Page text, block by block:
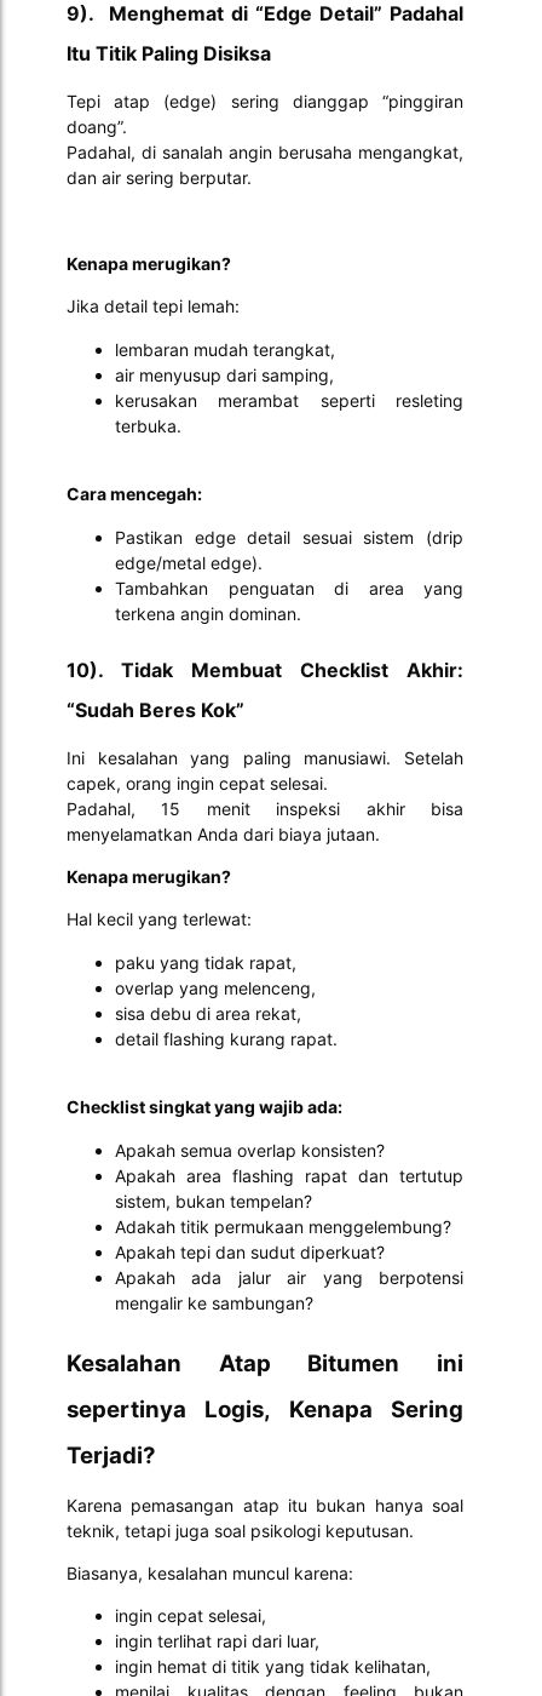
9). Menghemat di “Edge Detail” Padahal
Itu Titik Paling Disiksa
Tepi atap (edge) sering dianggap “pinggiran
doang”.
Padahal, di sanalah angin berusaha mengangkat,
dan air sering berputar.
Kenapa merugikan?
Jika detail tepi lemah:
lembaran mudah terangkat,
air menyusup dari samping,
kerusakan merambat seperti resleting
terbuka.
Cara mencegah:
Pastikan edge detail sesuai sistem (drip
edge/metal edge).
Tambahkan penguatan di area yang
terkena angin dominan.
10). Tidak Membuat Checklist Akhir:
“Sudah Beres Kok”
Ini kesalahan yang paling manusiawi. Setelah
capek, orang ingin cepat selesai.
Padahal, 15 menit inspeksi akhir bisa
menyelamatkan Anda dari biaya jutaan.
Kenapa merugikan?
Hal kecil yang terlewat:
paku yang tidak rapat,
overlap yang melenceng,
sisa debu di area rekat,
detail flashing kurang rapat.
Checklist singkat yang wajib ada:
Apakah semua overlap konsisten?
Apakah area flashing rapat dan tertutup
sistem, bukan tempelan?
Adakah titik permukaan menggelembung?
Apakah tepi dan sudut diperkuat?
Apakah ada jalur air yang berpotensi
mengalir ke sambungan?
Kesalahan Atap Bitumen ini
sepertinya Logis, Kenapa Sering
Terjadi?
Karena pemasangan atap itu bukan hanya soal
teknik, tetapi juga soal psikologi keputusan.
Biasanya, kesalahan muncul karena:
ingin cepat selesai,
ingin terlihat rapi dari luar,
ingin hemat di titik yang tidak kelihatan,